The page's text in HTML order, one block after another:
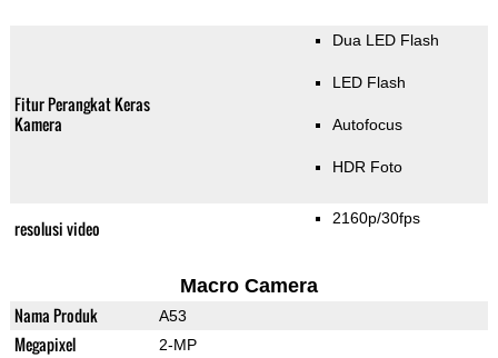
Fitur Perangkat Keras
Kamera
Dua LED Flash
LED Flash
Autofocus
HDR Foto
resolusi video 2160p/30fps
Macro Camera
Nama Produk A53
Megapixel 2-MP